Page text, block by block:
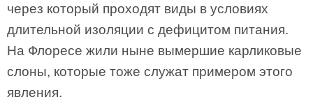
через который проходят виды в условиях
длительной изоляции с дефицитом питания.
На Флоресе жили ныне вымершие карликовые
слоны, которые тоже служат примером этого
явления.